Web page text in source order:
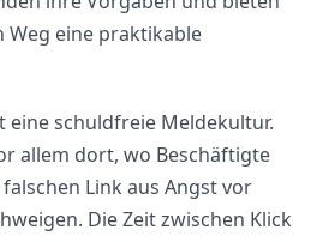
eine praktikable
eine schuldfreie Meldekultur.
allem dort, wo Beschäftigte
Link aus Angst vor
Die Zeit zwischen Klick